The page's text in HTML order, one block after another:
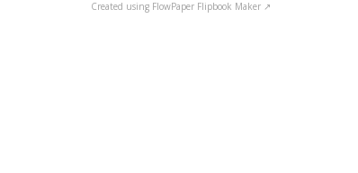
Created using FlowPaper Flipbook Maker ↗